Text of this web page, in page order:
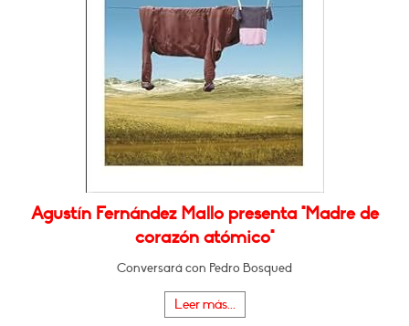
Agustín Fernández Mallo presenta "Madre de
corazón atómico"
Conversará con Pedro Bosqued
Leer más...